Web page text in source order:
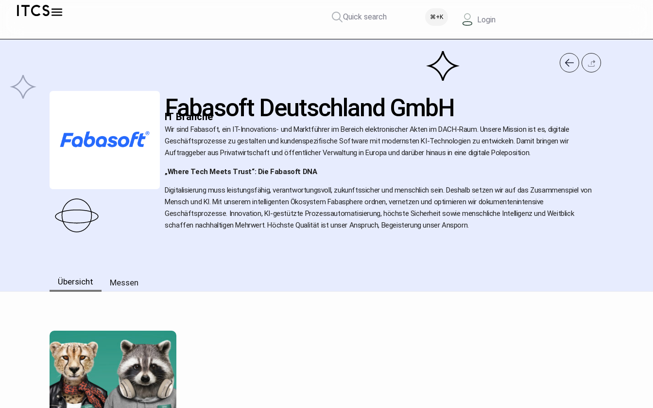
Quick search ⌘+K Login
Fabasoft Deutschland GmbH
IT Branche
Wir sind Fabasoft, ein IT-Innovations- und Marktführer im Bereich elektronischer Akten im DACH-Raum. Unsere Mission ist es, digitale
Geschäftsprozesse zu gestalten und kundenspezifische Software mit modernsten KI-Technologien zu entwickeln. Damit bringen wir
Auftraggeber aus Privatwirtschaft und öffentlicher Verwaltung in Europa und darüber hinaus in eine digitale Poleposition.
„Where Tech Meets Trust“: Die Fabasoft DNA
Digitalisierung muss leistungsfähig, verantwortungsvoll, zukunftssicher und menschlich sein. Deshalb setzen wir auf das Zusammenspiel von
Mensch und KI. Mit unserem intelligenten Ökosystem Fabasphere ordnen, vernetzen und optimieren wir dokumentenintensive
Geschäftsprozesse. Innovation, KI-gestützte Prozessautomatisierung, höchste Sicherheit sowie menschliche Intelligenz und Weitblick
schaffen nachhaltigen Mehrwert. Höchste Qualität ist unser Anspruch, Begeisterung unser Ansporn.
Übersicht Messen